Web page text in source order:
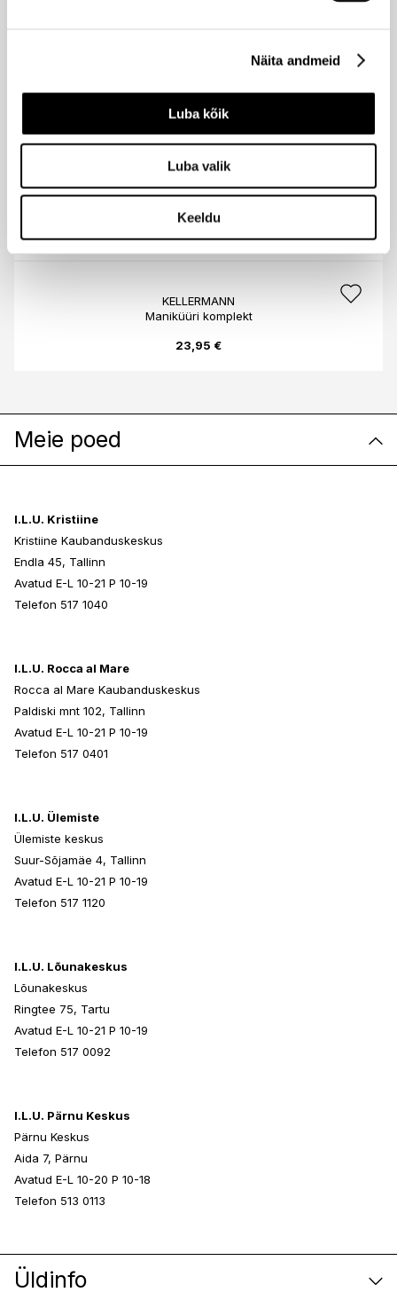
Näita andmeid
Luba kõik
Luba valik
Keeldu
Shequered maniküüri komplekt
29,95 €
KELLERMANN
KELLERMANN
Maniküüri komplekt
23,95 €
Meie poed
I.L.U. Kristiine
Kristiine Kaubanduskeskus
Endla 45, Tallinn
Avatud E-L 10-21 P 10-19
Telefon 517 1040
I.L.U. Rocca al Mare
Rocca al Mare Kaubanduskeskus
Paldiski mnt 102, Tallinn
Avatud E-L 10-21 P 10-19
Telefon 517 0401
I.L.U. Ülemiste
Ülemiste keskus
Suur-Sõjamäe 4, Tallinn
Avatud E-L 10-21 P 10-19
Telefon 517 1120
I.L.U. Lõunakeskus
Lõunakeskus
Ringtee 75, Tartu
Avatud E-L 10-21 P 10-19
Telefon 517 0092
I.L.U. Pärnu Keskus
Pärnu Keskus
Aida 7, Pärnu
Avatud E-L 10-20 P 10-18
Telefon 513 0113
Üldinfo